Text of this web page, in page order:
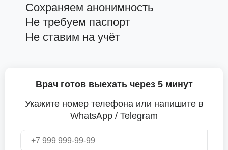
Сохраняем анонимность
Не требуем паспорт
Не ставим на учёт
Врач готов выехать через 5 минут
Укажите номер телефона или напишите в
WhatsApp / Telegram